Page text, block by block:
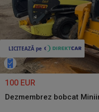
100 EUR
Dezmembrez bobcat